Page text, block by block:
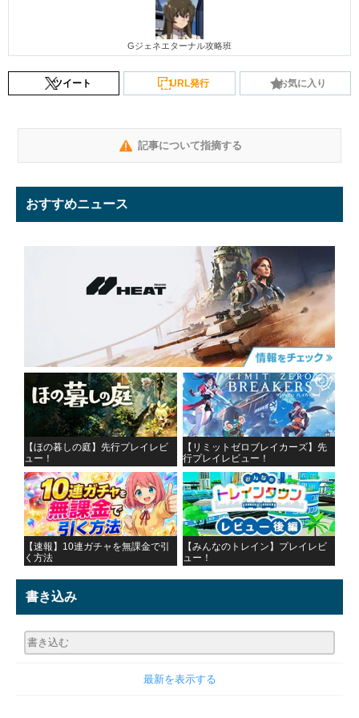
Gジェネエターナル攻略班
ツイート URL発行 お気に入り
記事について指摘する
おすすめニュース
【ほの暮しの庭】先行プレイレビ
ュー！
【リミットゼロブレイカーズ】先
行プレイレビュー！
【速報】10連ガチャを無課金で引
く方法
【みんなのトレイン】プレイレビ
ュー！
書き込み
最新を表示する